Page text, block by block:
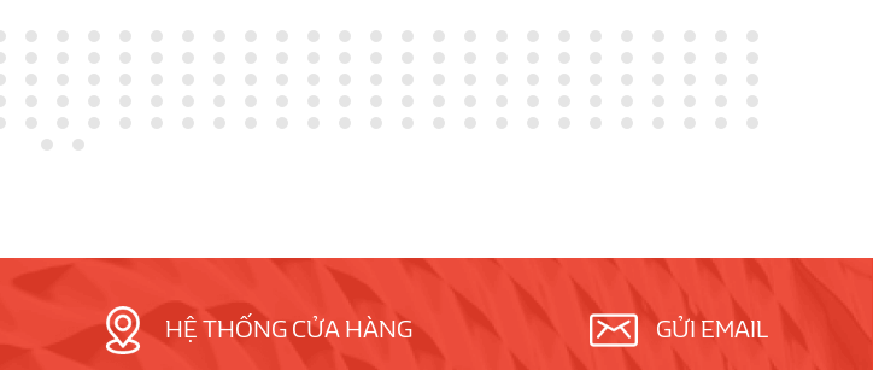
HỆ THỐNG CỬA HÀNG GỬI EMAIL